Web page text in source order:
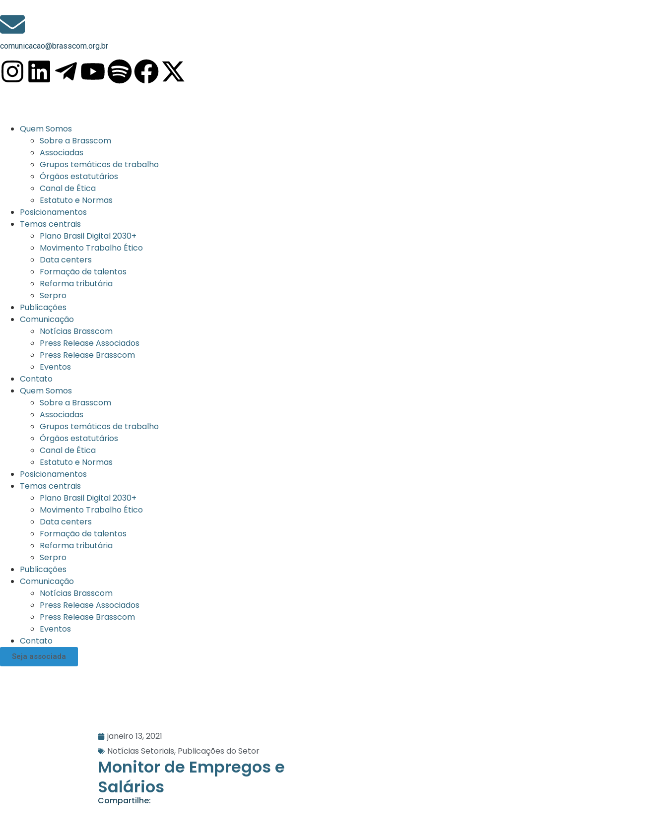
comunicacao@brasscom.org.br
Quem Somos
Sobre a Brasscom
Associadas
Grupos temáticos de trabalho
Órgãos estatutários
Canal de Ética
Estatuto e Normas
Posicionamentos
Temas centrais
Plano Brasil Digital 2030+
Movimento Trabalho Ético
Data centers
Formação de talentos
Reforma tributária
Serpro
Publicações
Comunicação
Notícias Brasscom
Press Release Associados
Press Release Brasscom
Eventos
Contato
Quem Somos
Sobre a Brasscom
Associadas
Grupos temáticos de trabalho
Órgãos estatutários
Canal de Ética
Estatuto e Normas
Posicionamentos
Temas centrais
Plano Brasil Digital 2030+
Movimento Trabalho Ético
Data centers
Formação de talentos
Reforma tributária
Serpro
Publicações
Comunicação
Notícias Brasscom
Press Release Associados
Press Release Brasscom
Eventos
Contato
Seja associada
janeiro 13, 2021
Notícias Setoriais, Publicações do Setor
Monitor de Empregos e
Salários
Compartilhe: